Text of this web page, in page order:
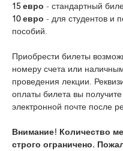
15 евро - стандартный
10 евро - для студентов и
пособий.
Приобрести билеты
номеру счета или
проведения лекции.
оплаты билета вы
электронной почте после
Внимание! Количество
строго ограничено.